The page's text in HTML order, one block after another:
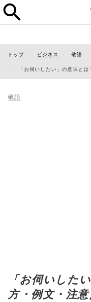
トップ ビジネス 敬語
「お伺いしたい」の意味と
敬語
「お伺いした
方・例文・注